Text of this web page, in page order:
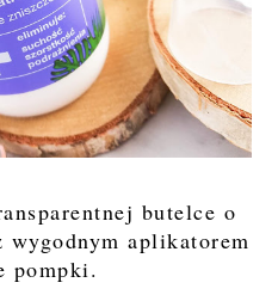
butelce o
aplikatorem
pompki.